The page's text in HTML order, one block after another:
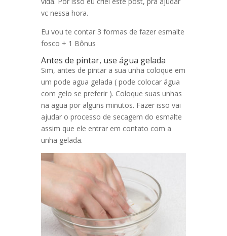
vc nessa hora.
Eu vou te contar 3 formas de fazer esmalte
fosco + 1 Bônus
Antes de pintar, use água gelada
Sim, antes de pintar a sua unha coloque em
um pode agua gelada ( pode colocar água
com gelo se preferir ). Coloque suas unhas
na agua por alguns minutos. Fazer isso vai
ajudar o processo de secagem do esmalte
assim que ele entrar em contato com a
unha gelada.